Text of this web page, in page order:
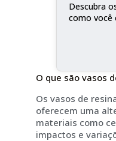
Descubra
como você
O que são vasos
Os vasos de
oferecem uma
materiais como
impactos e